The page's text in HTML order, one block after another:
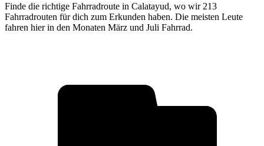
Finde die richtige Fahrradroute in Calatayud, wo wir 213
Fahrradrouten für dich zum Erkunden haben. Die meisten Leute
fahren hier in den Monaten März und Juli Fahrrad.